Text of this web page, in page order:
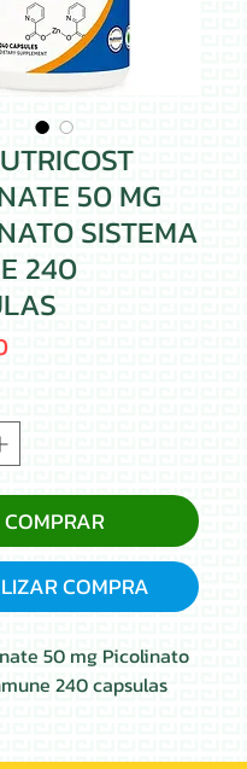
50 MG
SISTEMA
240
Precio
COMPRAR
COMPRA
50 mg Picolinato
240 capsulas